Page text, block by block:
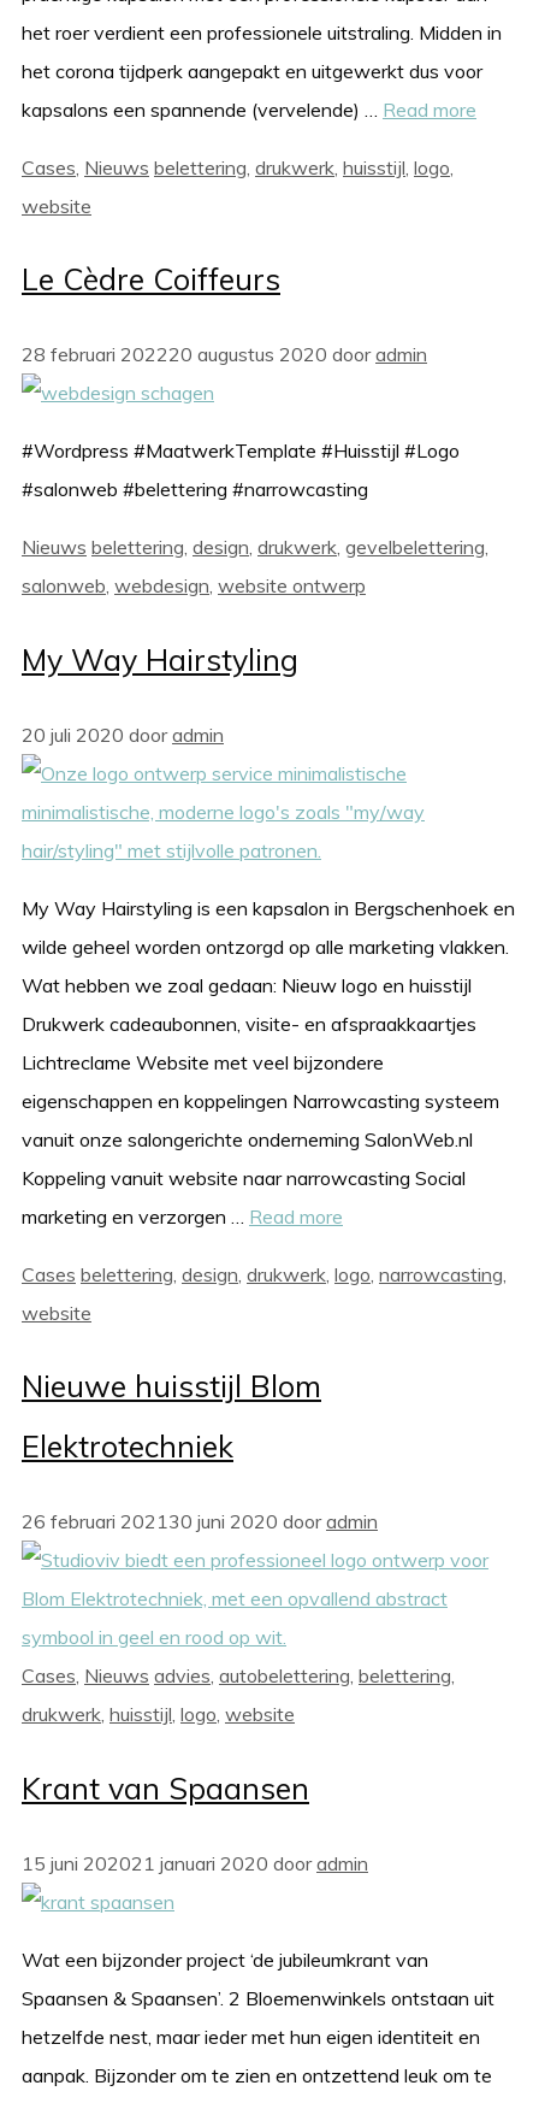
het roer verdient een professionele uitstraling. Midden in
het corona tijdperk aangepakt en uitgewerkt dus voor
kapsalons een spannende (vervelende) … Read more
Categorieën
Cases Nieuws Tags
belettering drukwerk huisstijl logo
website
Le Cèdre Coiffeurs
28 februari 202220 augustus 2020 dooradmin
#Wordpress #MaatwerkTemplate #Huisstijl #Logo
#salonweb #belettering #narrowcasting
Categorieën
Nieuws Tags
belettering, design, drukwerk, gevelbelettering,
salonweb, webdesign, website ontwerp
My Way Hairstyling
20 juli 2020 dooradmin
My Way Hairstyling is een kapsalon in Bergschenhoek en
wilde geheel worden ontzorgd op alle marketing vlakken.
Wat hebben we zoal gedaan: Nieuw logo en huisstijl
Drukwerk cadeaubonnen, visite- en afspraakkaartjes
Lichtreclame Website met veel bijzondere
eigenschappen en koppelingen Narrowcasting systeem
vanuit onze salongerichte onderneming SalonWeb.nl
Koppeling vanuit website naar narrowcasting Social
marketing en verzorgen … Read more
Categorieën
Cases Tags
belettering design drukwerk logo narrowcasting
website
Nieuwe huisstijl Blom
Elektrotechniek
26 februari 202130 juni 2020 dooradmin
Categorieën
Cases, Nieuws Tags
advies, autobelettering, belettering,
drukwerk, huisstijl, logo, website
Krant van Spaansen
15 juni 202021 januari 2020 dooradmin
Wat een bijzonder project ‘de jubileumkrant van
Spaansen & Spaansen’. 2 Bloemenwinkels ontstaan uit
hetzelfde nest, maar ieder met hun eigen identiteit en
aanpak. Bijzonder om te zien en ontzettend leuk om te